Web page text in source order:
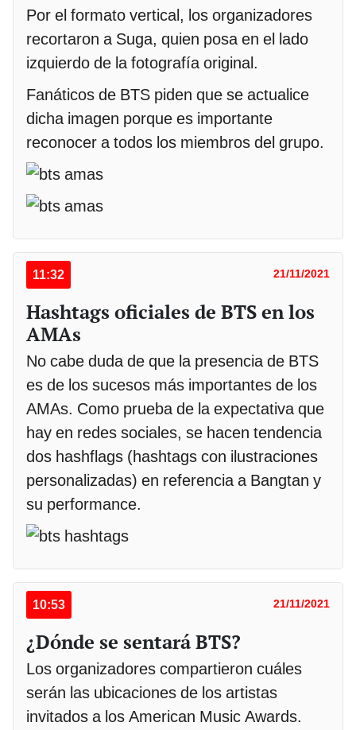
Por el formato vertical, los organizadores
recortaron a Suga, quien posa en el lado
izquierdo de la fotografía original.
Fanáticos de BTS piden que se actualice
dicha imagen porque es importante
reconocer a todos los miembros del grupo.
11:32 21/11/2021
Hashtags oficiales de BTS en los
AMAs
No cabe duda de que la presencia de BTS
es de los sucesos más importantes de los
AMAs. Como prueba de la expectativa que
hay en redes sociales, se hacen tendencia
dos hashflags (hashtags con ilustraciones
personalizadas) en referencia a Bangtan y
su performance.
10:53 21/11/2021
¿Dónde se sentará BTS?
Los organizadores compartieron cuáles
serán las ubicaciones de los artistas
invitados a los American Music Awards.